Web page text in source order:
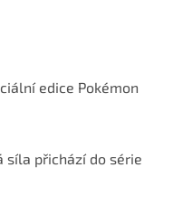
edice Pokémon
síla přichází do série